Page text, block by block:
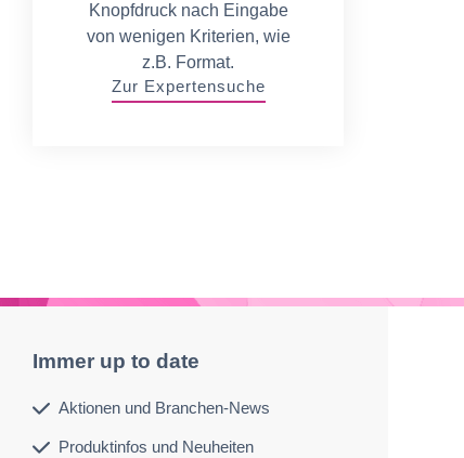
Knopfdruck nach Eingabe
von wenigen Kriterien, wie
z.B. Format.
Zur Expertensuche
Immer up to date
Aktionen und Branchen-News
Produktinfos und Neuheiten